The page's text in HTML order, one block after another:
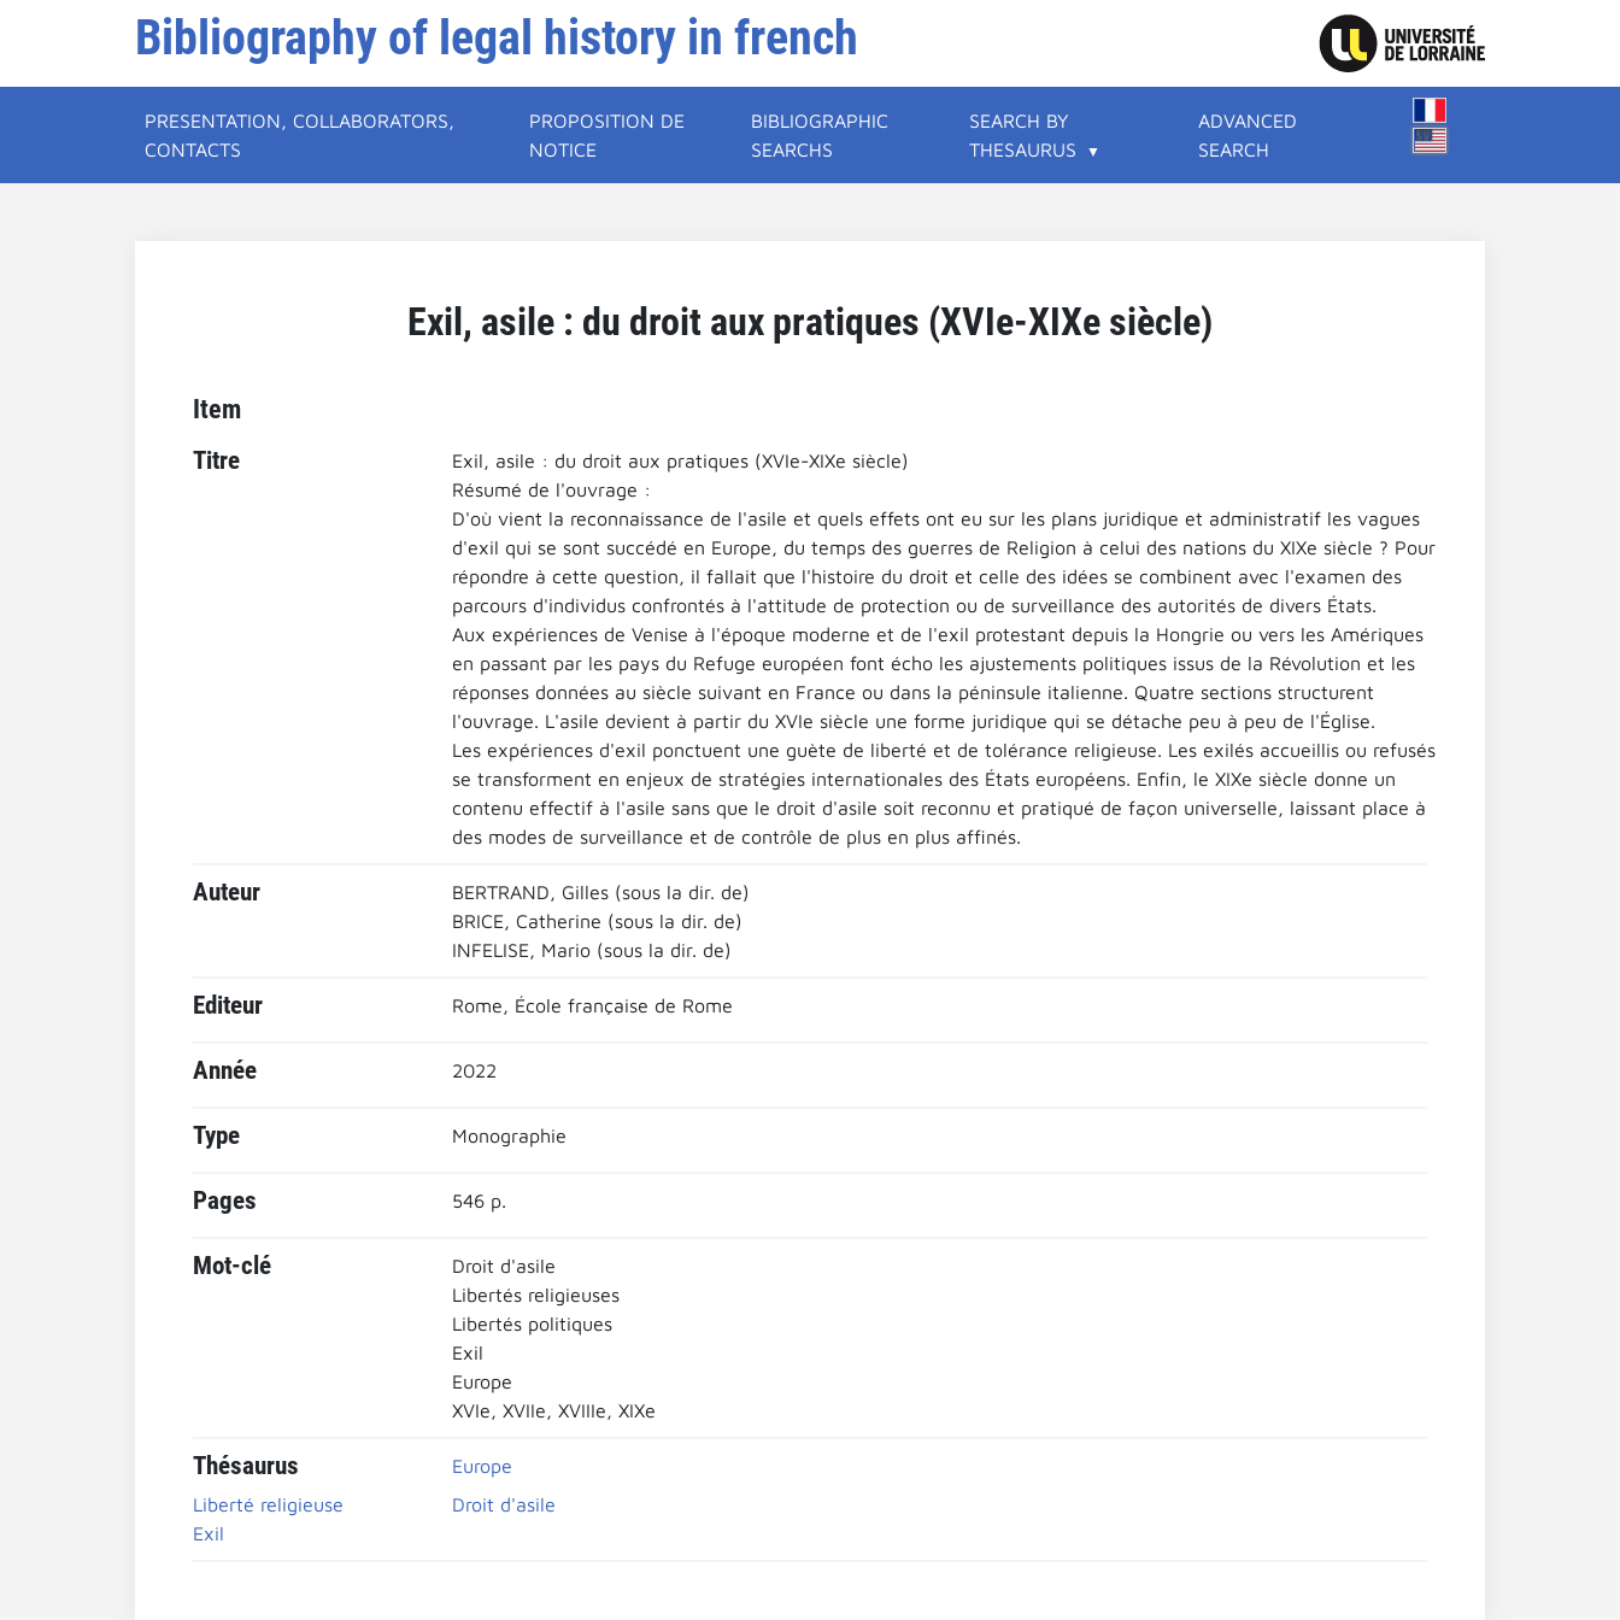
Bibliography of legal history in french
PRESENTATION, COLLABORATORS,
CONTACTS
PROPOSITION DE
NOTICE
BIBLIOGRAPHIC
SEARCHS
SEARCH BY
THESAURUS
ADVANCED
SEARCH
Exil, asile : du droit aux pratiques (XVIe-XIXe siècle)
Item
Titre
Exil, asile : du droit aux pratiques (XVIe-XIXe siècle)
Résumé de l'ouvrage :
D'où vient la reconnaissance de l'asile et quels effets ont eu sur les plans juridique et administratif les vagues
d'exil qui se sont succédé en Europe, du temps des guerres de Religion à celui des nations du XIXe siècle ? Pour
répondre à cette question, il fallait que l'histoire du droit et celle des idées se combinent avec l'examen des
parcours d'individus confrontés à l'attitude de protection ou de surveillance des autorités de divers États.
Aux expériences de Venise à l'époque moderne et de l'exil protestant depuis la Hongrie ou vers les Amériques
en passant par les pays du Refuge européen font écho les ajustements politiques issus de la Révolution et les
réponses données au siècle suivant en France ou dans la péninsule italienne. Quatre sections structurent
l'ouvrage. L'asile devient à partir du XVIe siècle une forme juridique qui se détache peu à peu de l'Église.
Les expériences d'exil ponctuent une guète de liberté et de tolérance religieuse. Les exilés accueillis ou refusés
se transforment en enjeux de stratégies internationales des États européens. Enfin, le XIXe siècle donne un
contenu effectif à l'asile sans que le droit d'asile soit reconnu et pratiqué de façon universelle, laissant place à
des modes de surveillance et de contrôle de plus en plus affinés.
Auteur
BERTRAND, Gilles (sous la dir. de)
BRICE, Catherine (sous la dir. de)
INFELISE, Mario (sous la dir. de)
Editeur Rome, École française de Rome
Année 2022
Type Monographie
Pages 546 p.
Mot-clé
Droit d'asile
Libertés religieuses
Libertés politiques
Exil
Europe
XVIe, XVIIe, XVIIIe, XIXe
Thésaurus
Europe
Liberté religieuse
Droit d'asile
Exil